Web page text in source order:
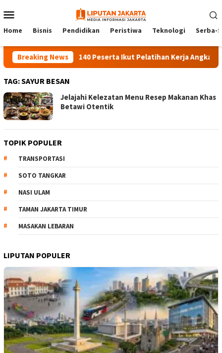
to
Menu
Home Bisnis Pendidikan Peristiwa Teknologi Serba-
Breaking News140 Peserta Ikut Pelatihan Kerja Angkatan 1
TAG:SAYUR BESAN
Jelajahi Kelezatan Menu Resep Makanan Khas
Betawi Otentik
TOPIK POPULER
TRANSPORTASI
SOTO TANGKAR
NASI ULAM
TAMAN JAKARTA TIMUR
MASAKAN LEBARAN
LIPUTAN POPULER